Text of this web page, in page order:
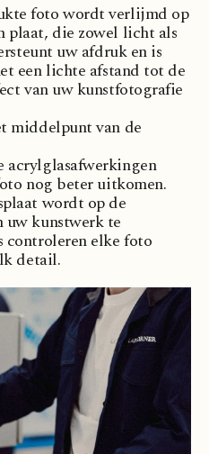
foto wordt verlijmd op
plaat, die zowel licht als
uw afdruk en is
een lichte afstand tot de
van uw kunstfotografie
middelpunt van de
acrylglasafwerkingen
nog beter uitkomen.
wordt op de
kunstwerk te
controleren elke foto
detail.